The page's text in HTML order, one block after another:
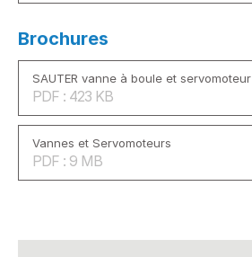
Brochures
SAUTER vanne à boule et servomoteur
PDF : 423 KB
Vannes et Servomoteurs
PDF : 9 MB